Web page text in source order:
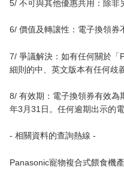
5/ 不可與其他優惠共用：除非
6/ 價值及轉讓性：電子換領券
7/ 爭議解決：如有任何關於
細則的中、英文版本有任何歧
8/ 有效期：電子換領券有效為
年3月31日。任何逾期出示的
- 相關資料的查詢熱線 -
Panasonic寵物複合式餵食機